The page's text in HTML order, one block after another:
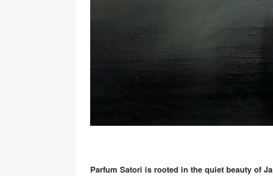
Parfum Satori is rooted in the quiet beauty of